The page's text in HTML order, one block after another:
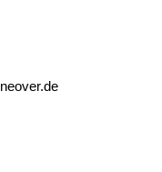
neover.de